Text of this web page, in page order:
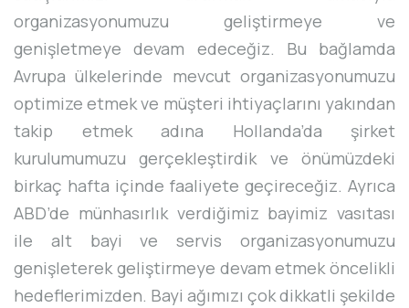
organizasyonumuzu geliştirmeye ve
genişletmeye devam edeceğiz. Bu bağlamda
Avrupa ülkelerinde mevcut organizasyonumuzu
optimize etmek ve müşteri ihtiyaçlarını yakından
takip etmek adına Hollanda’da şirket
kurulumumuzu gerçekleştirdik ve önümüzdeki
birkaç hafta içinde faaliyete geçireceğiz. Ayrıca
ABD’de münhasırlık verdiğimiz bayimiz vasıtası
ile alt bayi ve servis organizasyonumuzu
genişleterek geliştirmeye devam etmek öncelikli
hedeflerimizden. Bayi ağımızı çok dikkatli şekilde